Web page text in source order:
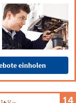
einholen
14